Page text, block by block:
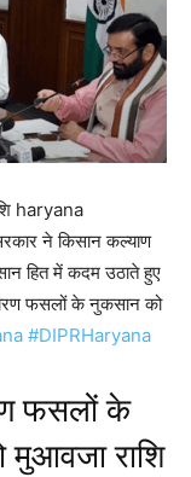
haryana
ने किसान कल्याण
हित में कदम उठाते हुए
फसलों के नुकसान को
#DIPRHaryana
फसलों के
राशि